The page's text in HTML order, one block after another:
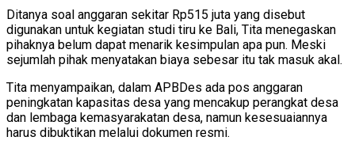
Ditanya soal anggaran sekitar Rp515 juta yang disebut
digunakan untuk kegiatan studi tiru ke Bali, Tita menegaskan
pihaknya belum dapat menarik kesimpulan apa pun. Meski
sejumlah pihak menyatakan biaya sebesar itu tak masuk akal.
Tita menyampaikan, dalam APBDes ada pos anggaran
peningkatan kapasitas desa yang mencakup perangkat desa
dan lembaga kemasyarakatan desa, namun kesesuaiannya
harus dibuktikan melalui dokumen resmi.